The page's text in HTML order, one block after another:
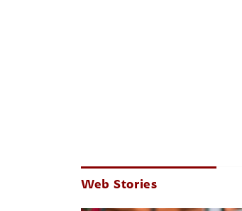
Web Stories